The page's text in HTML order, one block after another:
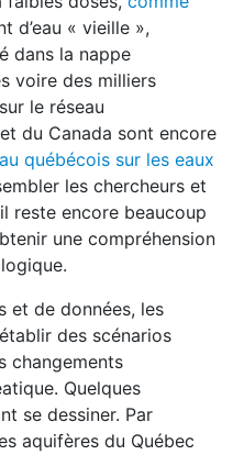
d’eau « vieille »,
dans la nappe
voire des milliers
le réseau
du Canada sont encore
québécois sur les eaux
les chercheurs et
reste encore beaucoup
une compréhension
et de données, les
des scénarios
changements
Quelques
se dessiner. Par
aquifères du Québec